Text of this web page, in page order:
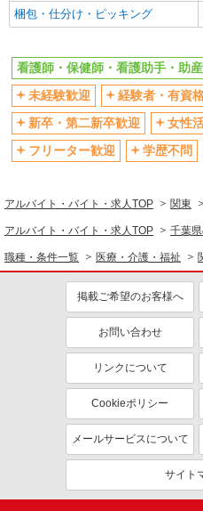
バイク通勤OK
社会保険あり
退職金・財形貯蓄制度あり
制服貸与
資格取得支援制度あり
医療・介
看護師・保健師・看護助手・助産
同じ特徴から求人を探す
未経験歓迎
ボーナス・賞与あり
産休・育休取得実績あり
梱包・仕分け・ピッキング
看護師・保健師・看護助手・助
未経験歓迎
経験者・有資
新卒・第二新卒歓迎
女性
フリーター歓迎
学歴不問
アルバイト・バイト・求人TOP 関東
アルバイト・バイト・求人TOP 千葉
職種・条件一覧 医療・介護・福祉
掲載ご希望のお客様へ
お問い合わせ
リンクについて
Cookieポリシー
メールサービスについて
サイト